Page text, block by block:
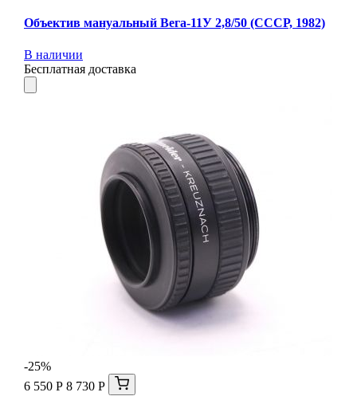
Объектив мануальный Вега-11У 2,8/50 (СССР, 1982)
В наличии
Бесплатная доставка
-25%
6 550 Р 8 730 Р